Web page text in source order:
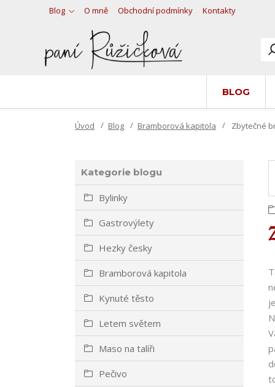
Blog O mně Obchodní podmínky Kontakty
BLOG
Úvod Blog Bramborová kapitola Zbytečné
Kategorie blogu
Bylinky
Gastrovýlety
Hezky česky
Bramborová kapitola
Kynuté těsto
Letem světem
Maso na talíři
Pečivo